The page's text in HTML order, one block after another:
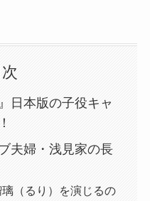
日本版の子役キャ
夫婦・浅見家の長
（るり）を演じるの